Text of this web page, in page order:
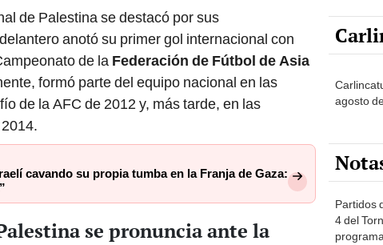
de Palestina se destacó por sus
anotó su primer gol internacional con
de la Federación de Fútbol de Asia
formó parte del equipo nacional en las
de la AFC de 2012 y, más tarde, en las
cavando su propia tumba en la Franja de Gaza:
se pronuncia ante la
agosto
Partidos
4 del